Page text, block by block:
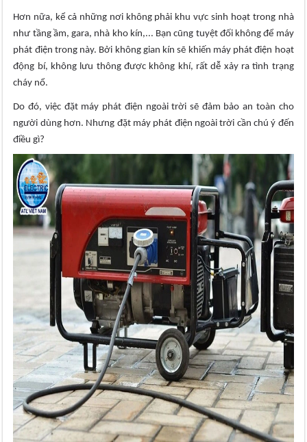
Hơn nữa, kể cả những nơi không phải khu vực sinh hoạt trong nhà
như tầng ầm, gara, nhà kho kín,... Bạn cũng tuyệt đối không để máy
phát điện trong này. Bởi không gian kín sẽ khiến máy phát điện hoạt
động bí, không lưu thông được không khí, rất dễ xảy ra tình trạng
cháy nổ.
Do đó, việc đặt máy phát điện ngoài trời sẽ đảm bảo an toàn cho
người dùng hơn. Nhưng đặt máy phát điện ngoài trời cần chú ý đến
điều gì?